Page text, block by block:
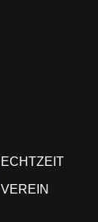
ECHTZEIT
VEREIN